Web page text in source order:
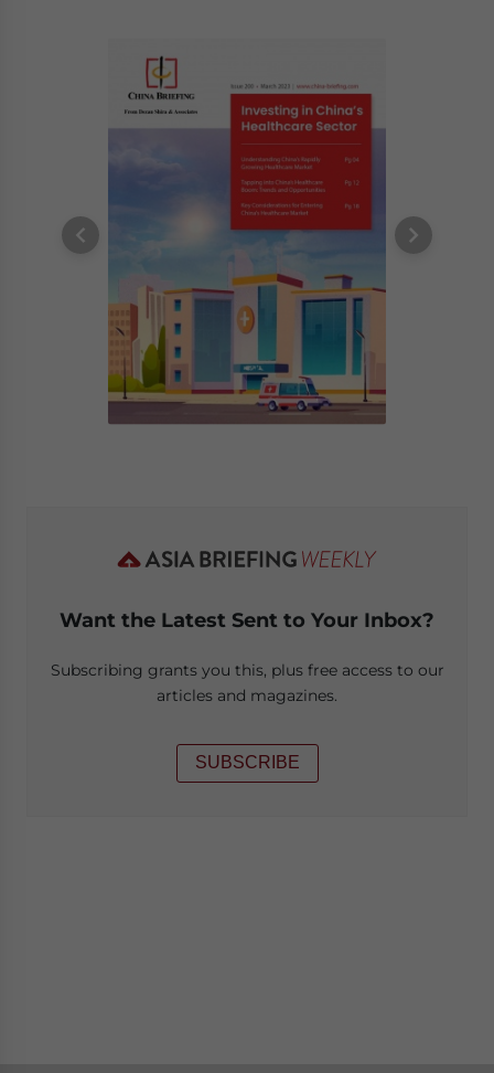
Want the Latest Sent to Your Inbox?
Subscribing grants you this, plus free access to our
articles and magazines.
SUBSCRIBE